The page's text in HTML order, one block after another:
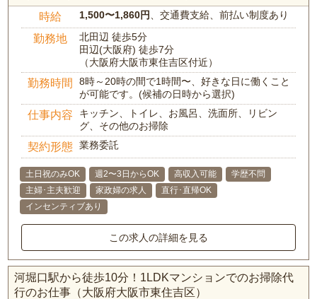
時給 1,500〜1,860円 、交通費支給、前払い制度あり
勤務地
北田辺 徒歩5分
田辺(大阪府) 徒歩7分
（大阪府大阪市東住吉区付近）
勤務時間
8時～20時の間で1時間〜、好きな日に働くこと
が可能です。(候補の日時から選択)
仕事内容
キッチン、トイレ、お風呂、洗面所、リビン
グ、その他のお掃除
契約形態 業務委託
土日祝のみOK 週2〜3日からOK 高収入可能
学歴不問
主婦･主夫歓迎
家政婦の求人
直行･直帰OK
インセンティブあり
この求人の詳細を見る
河堀口駅から徒歩10分！1LDKマンションでのお掃除代
行のお仕事（大阪府大阪市東住吉区）